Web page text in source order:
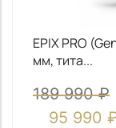
EPIX PRO
мм, тита...
189 990₽
95 990
Даю
данных
данных